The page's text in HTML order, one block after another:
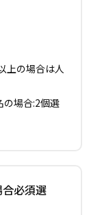
上の場合は人
の場合:2個選
必須選